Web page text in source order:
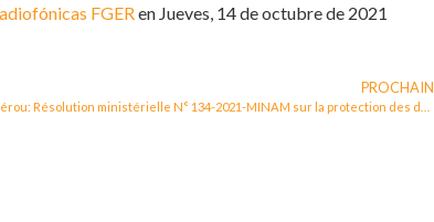
FGER en Jueves, 14 de octubre de 2021
PROCHAIN